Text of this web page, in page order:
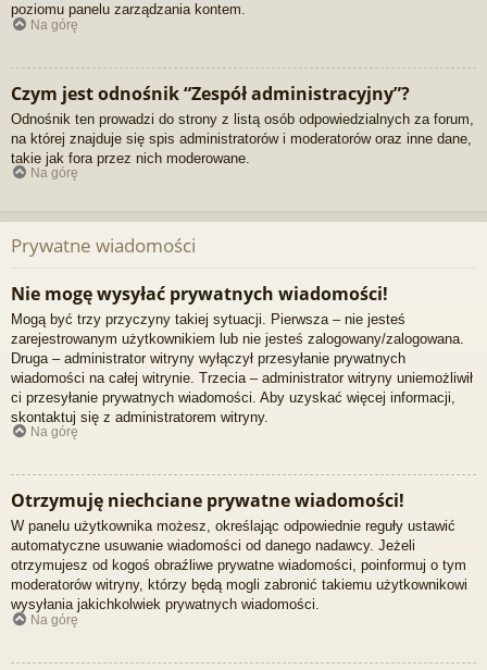
poziomu panelu zarządzania kontem.
Na górę
Czym jest odnośnik “Zespół administracyjny”?
Odnośnik ten prowadzi do strony z listą osób odpowiedzialnych za forum,
na której znajduje się spis administratorów i moderatorów oraz inne dane,
takie jak fora przez nich moderowane.
Na górę
Prywatne wiadomości
Nie mogę wysyłać prywatnych wiadomości!
Mogą być trzy przyczyny takiej sytuacji. Pierwsza – nie jesteś
zarejestrowanym użytkownikiem lub nie jesteś zalogowany/zalogowana.
Druga – administrator witryny wyłączył przesyłanie prywatnych
wiadomości na całej witrynie. Trzecia – administrator witryny uniemożliwił
ci przesyłanie prywatnych wiadomości. Aby uzyskać więcej informacji,
skontaktuj się z administratorem witryny.
Na górę
Otrzymuję niechciane prywatne wiadomości!
W panelu użytkownika możesz, określając odpowiednie reguły ustawić
automatyczne usuwanie wiadomości od danego nadawcy. Jeżeli
otrzymujesz od kogoś obraźliwe prywatne wiadomości, poinformuj o tym
moderatorów witryny, którzy będą mogli zabronić takiemu użytkownikowi
wysyłania jakichkolwiek prywatnych wiadomości.
Na górę